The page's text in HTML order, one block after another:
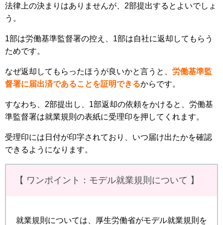
法律上の決まりはありませんが、2部提出するとよいでしょ
う。
1部は労働基準監督署の控え、1部は自社に返却してもらう
ためです。
なぜ返却してもらったほうが良いかと言うと、 労働基準監
督署に届出済であることを証明できるからです。
すなわち、2部提出し、1部返却の依頼をかけると、労働基
準監督署は就業規則の表紙に受理印を押してくれます。
受理印には日付が印字されており、いつ届け出たかを確認
できるようになります。
【 ワンポイント：モデル就業規則について 】
就業規則については、厚生労働省がモデル就業規則を